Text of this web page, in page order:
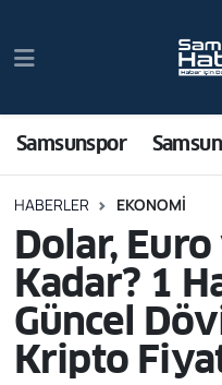
Samsunspor
HABERLER EKONOMI
Dolar,
Kadar? 1
Güncel
Kripto
Samsun Haber
Sağlık
Asayiş
Bilim ve Teknoloji
Bölge
Trafik Durumu
Süper Lig Puan
Tüm Manşetler
Son Dakika
Haber Arşivi